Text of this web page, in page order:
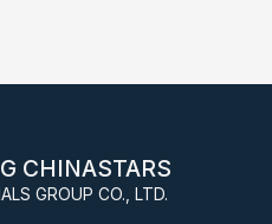
CHINASTARS
GROUP CO., LTD.